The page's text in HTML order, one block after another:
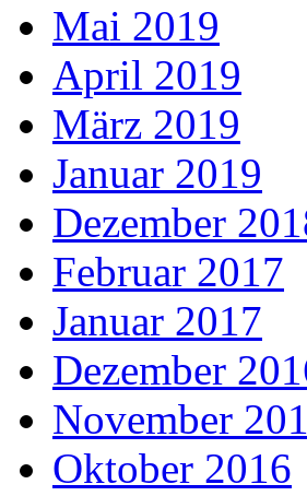
Mai 2019
April 2019
März 2019
Januar 2019
Dezember
Februar 2017
Januar 2017
Dezember
November
Oktober 2016